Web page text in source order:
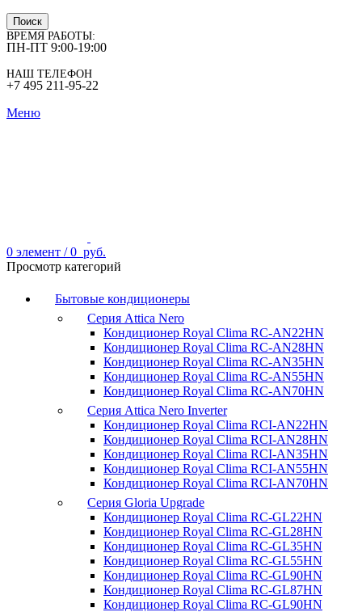
Поиск
ВРЕМЯ РАБОТЫ:
ПН-ПТ 9:00-19:00
НАШ ТЕЛЕФОН
+7 495 211-95-22
Меню
0 элемент / 0 руб.
Просмотр категорий
Бытовые кондиционеры
Серия Attica Nero
Кондиционер Royal Clima RC-AN22HN
Кондиционер Royal Clima RC-AN28HN
Кондиционер Royal Clima RC-AN35HN
Кондиционер Royal Clima RC-AN55HN
Кондиционер Royal Clima RC-AN70HN
Серия Attica Nero Inverter
Кондиционер Royal Clima RCI-AN22HN
Кондиционер Royal Clima RCI-AN28HN
Кондиционер Royal Clima RCI-AN35HN
Кондиционер Royal Clima RCI-AN55HN
Кондиционер Royal Clima RCI-AN70HN
Серия Gloria Upgrade
Кондиционер Royal Clima RC-GL22HN
Кондиционер Royal Clima RC-GL28HN
Кондиционер Royal Clima RC-GL35HN
Кондиционер Royal Clima RC-GL55HN
Кондиционер Royal Clima RC-GL90HN
Кондиционер Royal Clima RC-GL87HN
Кондиционер Royal Clima RC-GL90HN